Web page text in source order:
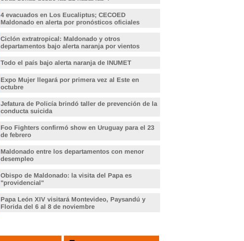
4 evacuados en Los Eucaliptus; CECOED
Maldonado en alerta por pronósticos oficiales
Ciclón extratropical: Maldonado y otros
departamentos bajo alerta naranja por vientos
Todo el país bajo alerta naranja de INUMET
Expo Mujer llegará por primera vez al Este en
octubre
Jefatura de Policía brindó taller de prevención de la
conducta suicida
Foo Fighters confirmó show en Uruguay para el 23
de febrero
Maldonado entre los departamentos con menor
desempleo
Obispo de Maldonado: la visita del Papa es
"providencial"
Papa León XIV visitará Montevideo, Paysandú y
Florida del 6 al 8 de noviembre